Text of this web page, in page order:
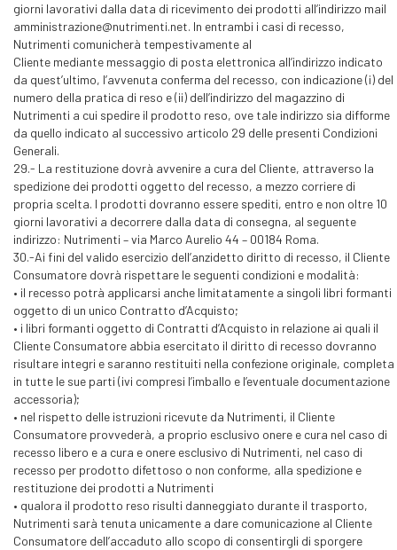
giorni lavorativi dalla data di ricevimento dei prodotti all’indirizzo mail
amministrazione@nutrimenti.net. In entrambi i casi di recesso,
Nutrimenti comunicherà tempestivamente al
Cliente mediante messaggio di posta elettronica all’indirizzo indicato
da quest’ultimo, l’avvenuta conferma del recesso, con indicazione (i) del
numero della pratica di reso e (ii) dell’indirizzo del magazzino di
Nutrimenti a cui spedire il prodotto reso, ove tale indirizzo sia difforme
da quello indicato al successivo articolo 29 delle presenti Condizioni
Generali.
29.- La restituzione dovrà avvenire a cura del Cliente, attraverso la
spedizione dei prodotti oggetto del recesso, a mezzo corriere di
propria scelta. I prodotti dovranno essere spediti, entro e non oltre 10
giorni lavorativi a decorrere dalla data di consegna, al seguente
indirizzo: Nutrimenti – via Marco Aurelio 44 – 00184 Roma.
30.-Ai fini del valido esercizio dell’anzidetto diritto di recesso, il Cliente
Consumatore dovrà rispettare le seguenti condizioni e modalità:
• il recesso potrà applicarsi anche limitatamente a singoli libri formanti
oggetto di un unico Contratto d’Acquisto;
• i libri formanti oggetto di Contratti d’Acquisto in relazione ai quali il
Cliente Consumatore abbia esercitato il diritto di recesso dovranno
risultare integri e saranno restituiti nella confezione originale, completa
in tutte le sue parti (ivi compresi l’imballo e l’eventuale documentazione
accessoria);
• nel rispetto delle istruzioni ricevute da Nutrimenti, il Cliente
Consumatore provvederà, a proprio esclusivo onere e cura nel caso di
recesso libero e a cura e onere esclusivo di Nutrimenti, nel caso di
recesso per prodotto difettoso o non conforme, alla spedizione e
restituzione dei prodotti a Nutrimenti
• qualora il prodotto reso risulti danneggiato durante il trasporto,
Nutrimenti sarà tenuta unicamente a dare comunicazione al Cliente
Consumatore dell’accaduto allo scopo di consentirgli di sporgere